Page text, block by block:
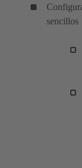
sencillos